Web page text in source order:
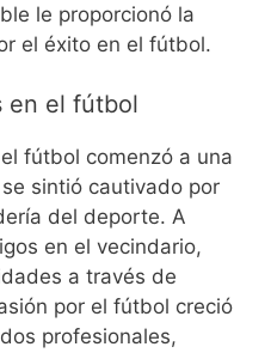
le proporcionó la
el éxito en el fútbol.
en el fútbol
fútbol comenzó a una
sintió cautivado por
del deporte. A
en el vecindario,
a través de
por el fútbol creció
profesionales,